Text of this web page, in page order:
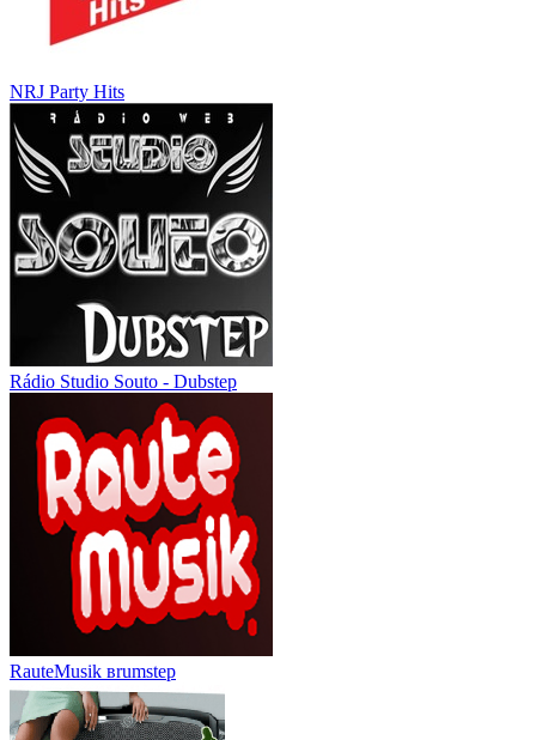
NRJ Party Hits
Rádio Studio Souto - Dubstep
RauteMusik вrumstep